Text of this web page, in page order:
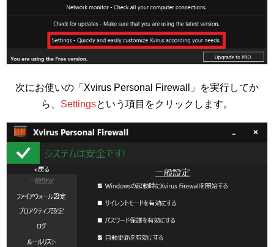
次にお使いの「Xvirus Personal Firewall」を実行してか
ら、 Settingsという項目をクリックします。